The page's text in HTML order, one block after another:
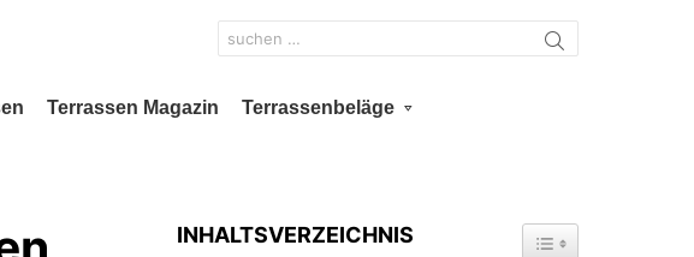
Search
for:
Terrassen Magazin Terrassenbeläge
INHALTSVERZEICHNIS TOGGLE TABLE OF